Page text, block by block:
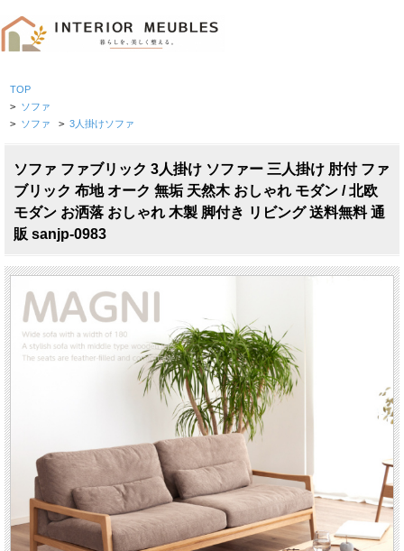
TOP
> ソファ
> ソファ > 3人掛けソファ
ソファ ファブリック 3人掛け ソファー 三人掛け 肘付 ファ
ブリック 布地 オーク 無垢 天然木 おしゃれ モダン / 北欧
モダン お洒落 おしゃれ 木製 脚付き リビング 送料無料 通
販 sanjp-0983